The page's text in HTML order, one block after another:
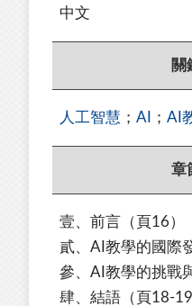
中文
關
人工智慧 ； AI ； AI
章
壹、前言 （頁 16）
貳、AI教學的國際
參、AI教學的挑戰
肆、結語 （頁 18-19